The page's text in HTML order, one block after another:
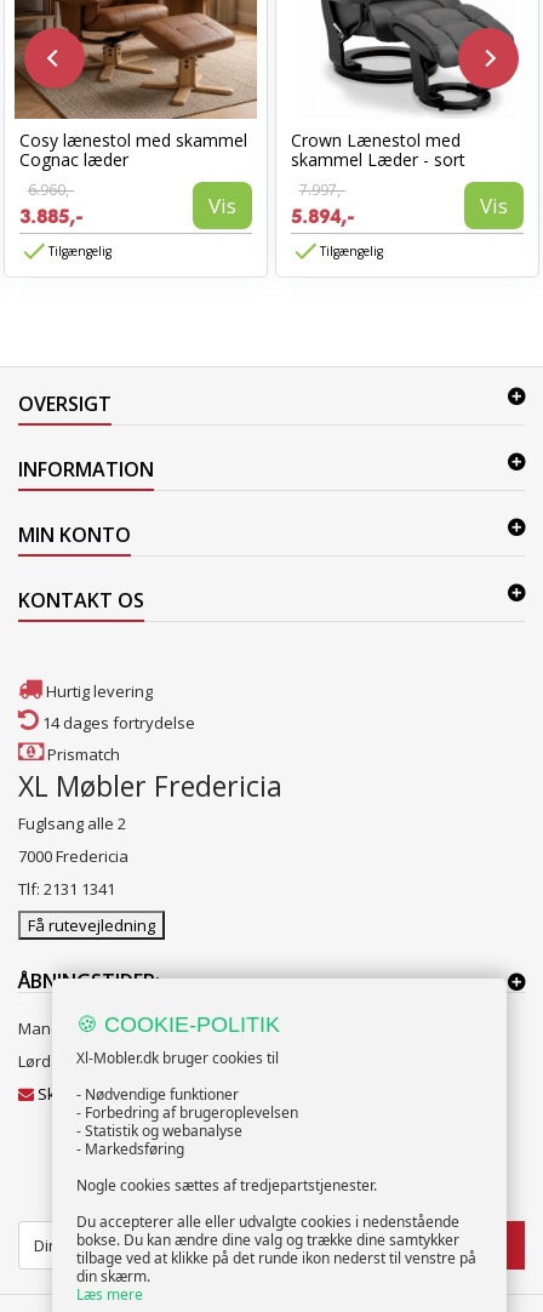
Cosy lænestol med skammel
Cognac læder
6.960,-
3.885,- Vis
Tilgængelig
Crown Lænestol med
skammel Læder - sort
7.997,-
5.894,- Vis
Tilgængelig
OVERSIGT
INFORMATION
MIN KONTO
KONTAKT OS
Hurtig levering
14 dages fortrydelse
Prismatch
XL Møbler Fredericia
Fuglsang alle 2
7000 Fredericia
Tlf: 2131 1341
Få rutevejledning
ÅBNINGSTIDER:
Mandag til Fredag 10:00 til 18:00
Lørdag og Søndag 10:00 til 16:00
Skriv til vores kundeservice
NYHEDSBREV
TILMELD
🍪 COOKIE-POLITIK
Xl-Mobler.dk bruger cookies til
- Nødvendige funktioner
- Forbedring af brugeroplevelsen
- Statistik og webanalyse
- Markedsføring
Nogle cookies sættes af tredjepartstjenester.
Du accepterer alle eller udvalgte cookies i nedenstående
bokse. Du kan ændre dine valg og trække dine samtykker
tilbage ved at klikke på det runde ikon nederst til venstre på
din skærm.
Læs mere